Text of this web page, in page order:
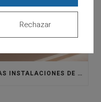
¡OS PRESENTAMOS LAS NUEVAS INSTALACIONES DE CLÍNICA SANTISTEBAN!
Rechazar